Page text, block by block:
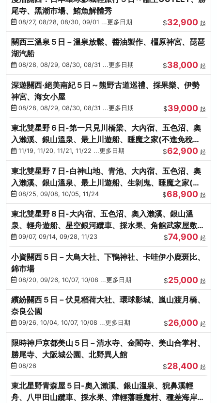
尾寺、黑潮市場、鮪魚解體秀
08/27, 08/28, 08/30, 09/01 ...更多日期 $32,900 起
關西三溫泉５日－溫泉放鬆、醬油製作、橿原神宮、琵琶
湖汽船
08/28, 08/29, 08/30, 08/31 ...更多日期 $38,000 起
深遊關西·絕美南紀５日～熊野古道巡禮、採果樂、伊勢
神宮、海女小屋
08/28, 08/29, 08/30, 08/31 ...更多日期 $39,000 起
東北雙星野６日-第一只見川橋梁、大內宿、五色沼、奧
入瀨溪、銀山溫泉、最上川遊船、睡魔之家(不進免稅店)
(仙/青)
11/19, 11/20, 11/21, 11/22 ...更多日期 $62,900 起
東北雙星野７日-白神山地、青池、大內宿、五色沼、奧
入瀨溪、銀山溫泉、最上川遊船、生剝鬼、睡魔之家(不
進免稅店)(仙/青)
08/25, 09/08, 10/05, 11/24 $68,900 起
東北雙星野８日-大內宿、五色沼、奧入瀨溪、銀山溫
泉、輕舟遊船、星空銀河纜車、採水果、角館武家屋敷
(不進免稅店)(仙/青)
09/07, 09/14, 09/28, 11/23 $74,900 起
小資關西５日－大鳥大社、下鴨神社、卡哇伊小鹿斑比、
錦市場
08/20, 09/26, 10/07, 10/08 ...更多日期 $25,000 起
繽紛關西５日－伏見稻荷大社、環球影城、嵐山渡月橋、
奈良公園
09/26, 10/04, 10/07, 10/08 ...更多日期 $26,000 起
限時神戶京都美山５日－清水寺、金閣寺、美山合掌村、
勝尾寺、大阪城公園、北野異人館
08/26 $28,400 起
東北星野青森屋５日-奧入瀨溪、銀山溫泉、猊鼻溪輕
舟、八甲田山纜車、採水果、津輕藩睡魔村、種差海岸